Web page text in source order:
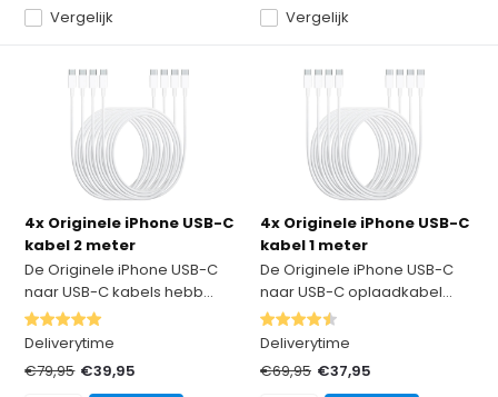
Vergelijk Vergelijk
4x Originele iPhone USB-C
kabel 2 meter
De Originele iPhone USB-C
naar USB-C kabels hebb...
Deliverytime
€79,95 €39,95
4x Originele iPhone USB-C
kabel 1 meter
De Originele iPhone USB-C
naar USB-C oplaadkabel...
Deliverytime
€69,95 €37,95